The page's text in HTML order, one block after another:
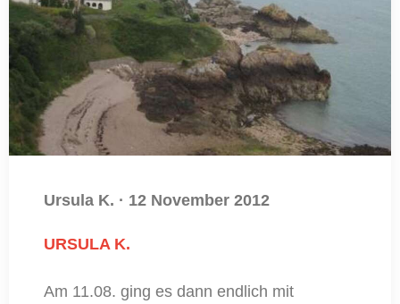
Ursula K. · 12 November 2012
URSULA K.
Am 11.08. ging es dann endlich mit